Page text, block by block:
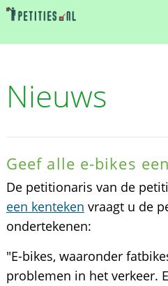
Nieuws
Geef alle e-bikes
De petitionaris van de
een kenteken vraagt u de
ondertekenen:
"E-bikes, waaronder
problemen in het verkeer.